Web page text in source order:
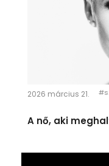
Hát ez hatalmas.
2
SzubjektEve
2026 március 21.
A nő, aki